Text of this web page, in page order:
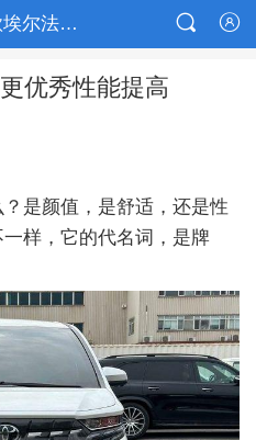
韩版25款埃尔法配置更优秀性能提高 

优秀性能提高
是颜值，是舒适，还是性
样，它的代名词，是牌